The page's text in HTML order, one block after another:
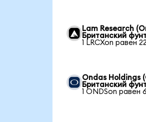
Lam Research
Британский
1 LRCXon равен
Ondas Holdings
Британский
1 ONDSon равен